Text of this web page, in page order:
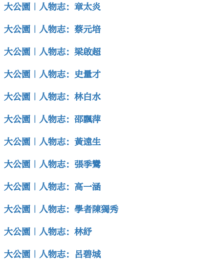
大公園｜人物志：章太炎
大公園｜人物志：蔡元培
大公園｜人物志：梁啟超
大公園｜人物志：史量才
大公園｜人物志：林白水
大公園｜人物志：邵飄萍
大公園｜人物志：黃遠生
大公園｜人物志：張季鸞
大公園｜人物志：高一涵
大公園｜人物志：學者陳獨秀
大公園｜人物志：林紓
大公園｜人物志：呂碧城